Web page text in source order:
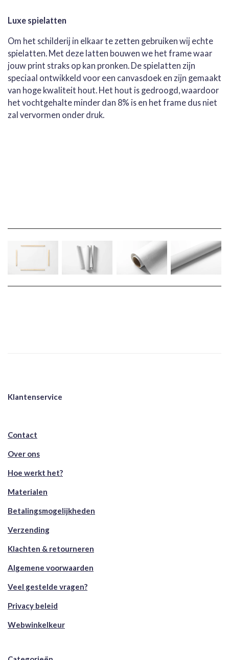
Luxe spielatten
Om het schilderij in elkaar te zetten gebruiken wij echte
spielatten. Met deze latten bouwen we het frame waar
jouw print straks op kan pronken. De spielatten zijn
speciaal ontwikkeld voor een canvasdoek en zijn gemaakt
van hoge kwaliteit hout. Het hout is gedroogd, waardoor
het vochtgehalte minder dan 8% is en het frame dus niet
zal vervormen onder druk.
Klantenservice
Contact
Over ons
Hoe werkt het?
Materialen
Betalingsmogelijkheden
Verzending
Klachten & retourneren
Algemene voorwaarden
Veel gestelde vragen?
Privacy beleid
Webwinkelkeur